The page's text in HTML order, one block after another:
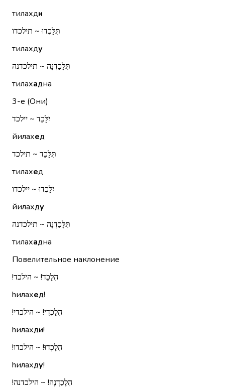
тилахди
תִּלָּכְדוּ ~ תילכדו
тилахду
תִּלָּכַדְנָה ~ תילכדנה
тилахадна
3-е (Они)
יִלָּכֵד ~ יילכד
йилахед
תִּלָּכֵד ~ תילכד
тилахед
יִלָּכְדוּ ~ יילכדו
йилахду
תִּלָּכַדְנָה ~ תילכדנה
тилахадна
Повелительное наклонение
הִלָּכֵד!‏ ~ הילכד!‏
hилахед!
הִלָּכְדִי!‏ ~ הילכדי!‏
hилахди!
הִלָּכְדוּ!‏ ~ הילכדו!‏
hилахду!
הִלָּכַדְנָה!‏ ~ הילכדנה!‏